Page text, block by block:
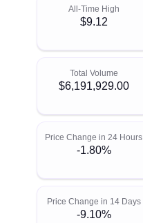
All-Time High
$9.12
Total Volume
$6,191,929.00
Price Change in 24 Hours
-1.80%
Price Change in 14 Days
-9.10%